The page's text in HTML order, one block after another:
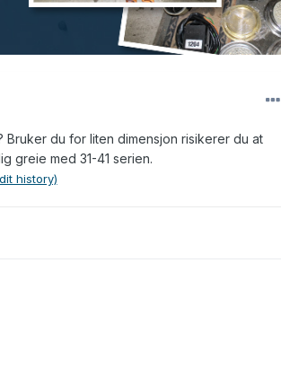
Bruker du for liten dimensjon risikerer du at
greie med 31-41 serien.
history)